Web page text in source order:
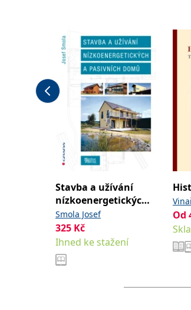
Stavba a užívání
nízkoenergetických
a pasivních domů
Smola Josef
325 Kč
Ihned ke stažení
Od